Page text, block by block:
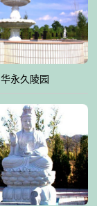
皇家建筑风格为载
永久陵园